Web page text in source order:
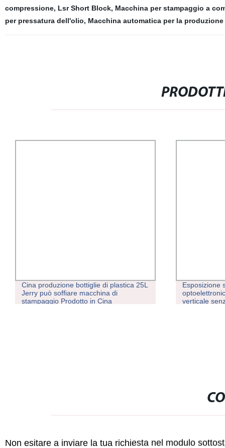
compressione, Lsr Short Block, Macchina per stampaggio a
per pressatura dell'olio, Macchina automatica per la
Cina produzione bottiglie di plastica 25L
Jerry può soffiare macchina di
stampaggio Prodotto in Cina
Esposizione
verticale
Non esitare a inviare la tua richiesta nel modulo